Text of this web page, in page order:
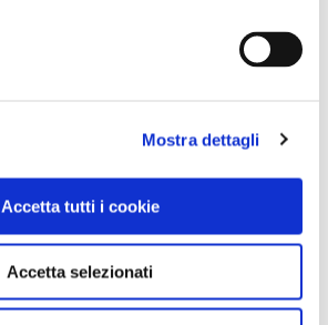
Mostra dettagli
Accetta tutti i cookie
Accetta selezionati